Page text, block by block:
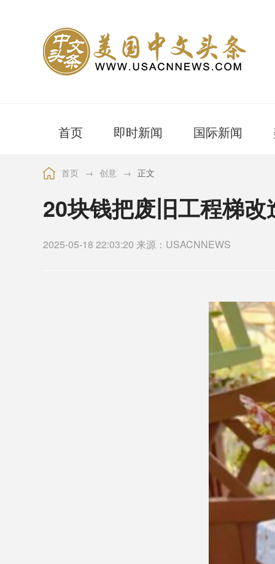
首页 即时新闻 国际新闻
首页 → 创意 → 正文
20块钱把废旧工程梯
2025-05-18 22:03:20 来源：USACNNEWS